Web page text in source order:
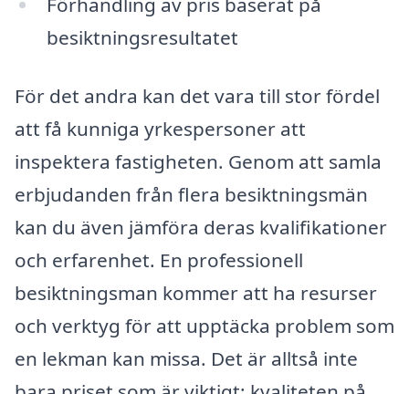
besiktningsresultatet
För det andra kan det vara till stor fördel
att få kunniga yrkespersoner att
inspektera fastigheten. Genom att samla
erbjudanden från flera besiktningsmän
kan du även jämföra deras kvalifikationer
och erfarenhet. En professionell
besiktningsman kommer att ha resurser
och verktyg för att upptäcka problem som
en lekman kan missa. Det är alltså inte